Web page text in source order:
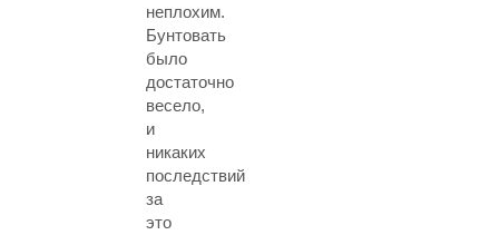
неплохим.
Бунтовать
было
достаточно
весело,
и
никаких
последствий
за
это